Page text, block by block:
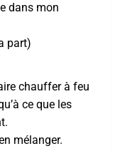
dans mon
part)
chauffer à feu
ce que les
mélanger.